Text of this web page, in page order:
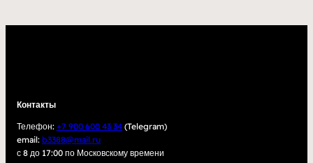
Контакты
Телефон: +7 900 600 43 34 (Telegram)
email: b3388@mail.ru
с 8 до 17:00 по Московскому времени